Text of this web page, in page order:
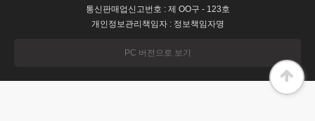
통신판매업신고번호 : 제 OO구 - 123호
개인정보관리책임자 : 정보책임자명
PC 버전으로 보기